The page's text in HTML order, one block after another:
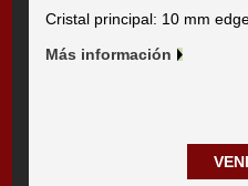
Cristal principal: 10 mm
Más información